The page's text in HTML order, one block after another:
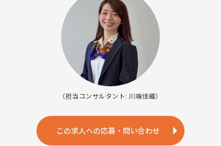
（担当コンサルタント: 川端佳織）
この求人への応募・問い合わせ